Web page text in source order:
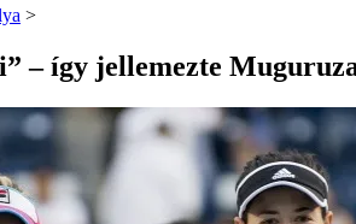
>
– így jellemezte